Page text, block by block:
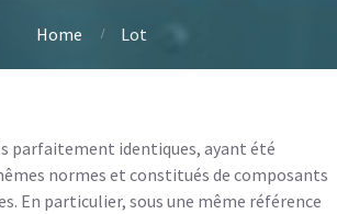
Home Lot
parfaitement identiques, ayant été
normes et constitués de composants
En particulier, sous une même référence